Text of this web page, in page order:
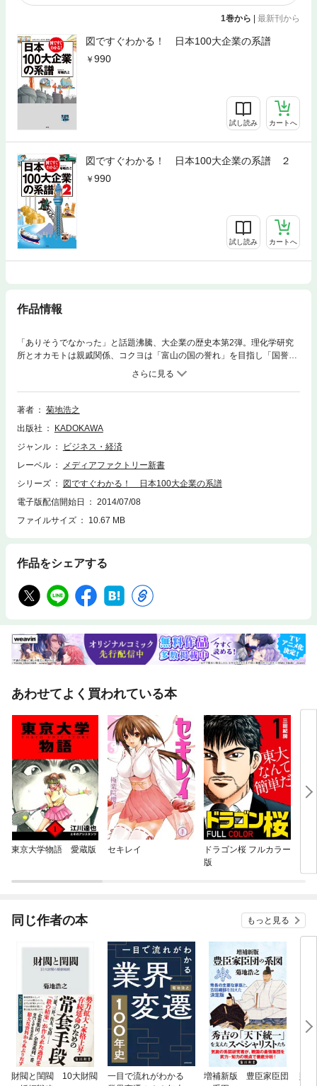
1巻から 最新刊から
図ですぐわかる！ 日本100大企業の系譜
990
試し読み カートへ
図ですぐわかる！ 日本100大企業の系譜 ２
990
試し読み カートへ
作品情報
「ありそうでなかった」と話題沸騰、大企業の歴史本第2弾。理化学研究
所とオカモトは親戚関係、コクヨは「富山の国の誉れ」を目指し「国誉」
から始まった……など、系図と解説ですらすら日本の大企業がわかる。
著者
菊地浩之
出版社
KADOKAWA
ジャンル
ビジネス・経済
レーベル
メディアファクトリー新書
シリーズ
図ですぐわかる！ 日本100大企業の系譜
電子版配信開始日
2014/07/08
ファイルサイズ
10.67 MB
作品をシェアする
あわせてよく買われている本
東京大学物語 愛蔵版 セキレイ
ドラゴン桜 フルカラー
版
同じ作者の本 もっと見る
財閥と閨閥 10大財閥
一目で流れがわかる
増補新版 豊臣家臣団